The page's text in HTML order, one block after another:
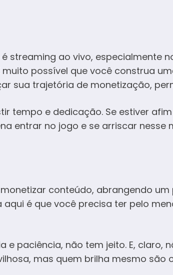
streaming ao vivo, especialmente
possível que você construa
sua trajetória de monetização,
tempo e dedicação. Se estiver
entrar no jogo e se arriscar nesse
conteúdo, abrangendo
é que você precisa ter pelo
paciência, não tem jeito. E,
mas quem brilha mesmo